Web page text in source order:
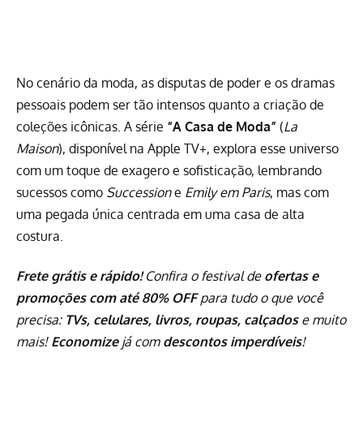
No cenário da moda, as disputas de poder e os dramas
pessoais podem ser tão intensos quanto a criação de
coleções icônicas. A série “A Casa de Moda” (La
Maison), disponível na Apple TV+, explora esse universo
com um toque de exagero e sofisticação, lembrando
sucessos como Successione Emily em Paris, mas com
uma pegada única centrada em uma casa de alta
costura.
Frete grátis e rápido!Confira o festival de ofertas e
promoções com até 80% OFFpara tudo o que você
precisa: TVs, celulares, livros, roupas, calçadose muito
mais! Economizejá com descontos imperdíveis!